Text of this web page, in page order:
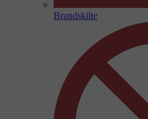
Brandskilte